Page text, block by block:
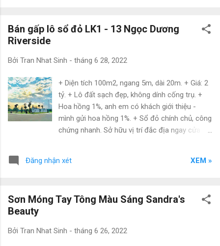
địa điểm lưu trú tuyệt vời cho #teamKlook vi vu
Bán gấp lô sổ đỏ LK1 - 13 Ngọc Dương
Riverside
Bởi Tran Nhat Sinh - tháng 6 28, 2022
+ Diện tích 100m2, ngang 5m, dài 20m. + Giá: 2
tỷ. + Lô đất sạch đẹp, không dính cống trụ. +
Hoa hồng 1%, anh em có khách giới thiệu -
mình gửi hoa hồng 1%. + Sổ đỏ chính chủ, công
chứng nhanh. Sở hữu vị trí đắc địa ngay cửa
của Đà Nẵng, với mặt tiền hướng ra bãi biển
tiện cho việc đầu tư, nghỉ dưỡng và kinh doanh
Montgomerie Links. + Phía Đông Nam: Giáp khu
Đăng nhận xét XEM »
Sơn Móng Tay Tông Màu Sáng Sandra's
Beauty
Bởi Tran Nhat Sinh - tháng 6 26, 2022